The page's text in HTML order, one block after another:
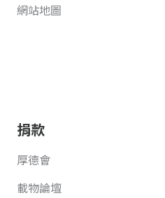
網站地圖
捐款
厚德會
載物論壇